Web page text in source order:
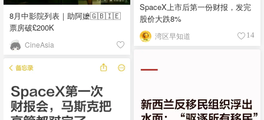
8月中影院列表｜助阿嬷🇬🇧🇮🇪
票房破£200K
CineAsia
SpaceX上市后第一份财报，发完
股价大跌8%
湾区早知道 14